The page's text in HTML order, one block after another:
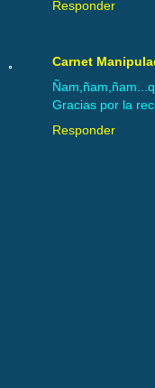
Responder
Carnet
Gracias por la
Responder